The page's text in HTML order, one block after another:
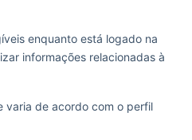
enquanto está logado na
informações relacionadas à
varia de acordo com o perfil